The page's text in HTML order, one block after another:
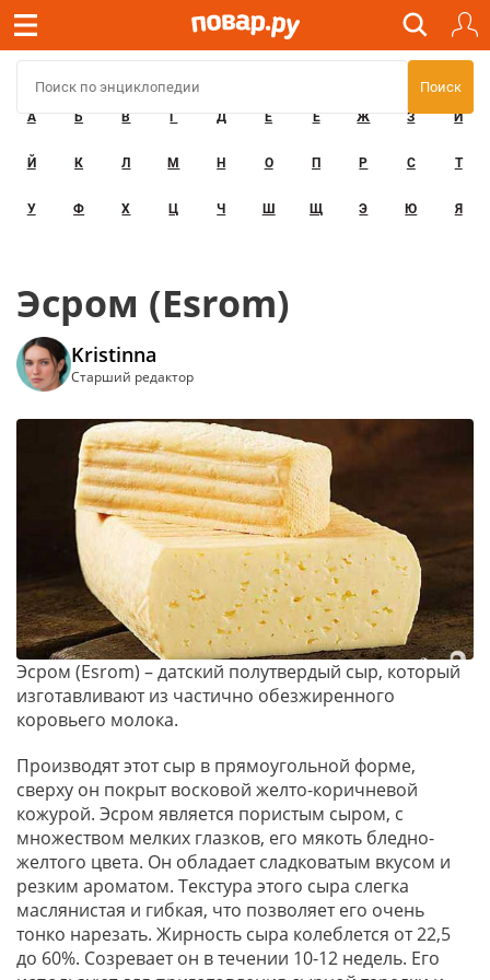
А Б В Г Д Е Ё Ж З И
Й К Л М Н О П Р С Т
У Ф Х Ц Ч Ш Щ Э Ю Я
Эсром (Esrom)
Kristinna
Старший редактор
Эсром (Esrom) – датский полутвердый сыр, который
изготавливают из частично обезжиренного
коровьего молока.
Производят этот сыр в прямоугольной форме,
сверху он покрыт восковой желто-коричневой
кожурой. Эсром является пористым сыром, с
множеством мелких глазков, его мякоть бледно-
желтого цвета. Он обладает сладковатым вкусом и
резким ароматом. Текстура этого сыра слегка
маслянистая и гибкая, что позволяет его очень
тонко нарезать. Жирность сыра колеблется от 22,5
до 60%. Созревает он в течении 10-12 недель. Его